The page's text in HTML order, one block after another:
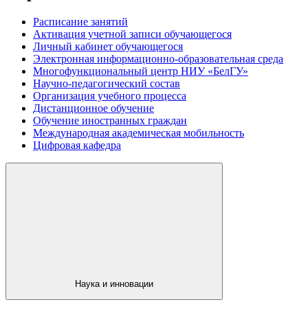
Расписание занятий
Активация учетной записи обучающегося
Личный кабинет обучающегося
Электронная информационно-образовательная среда
Многофункциональный центр НИУ «БелГУ»
Научно-педагогический состав
Организация учебного процесса
Дистанционное обучение
Обучение иностранных граждан
Международная академическая мобильность
Цифровая кафедра
Наука и инновации